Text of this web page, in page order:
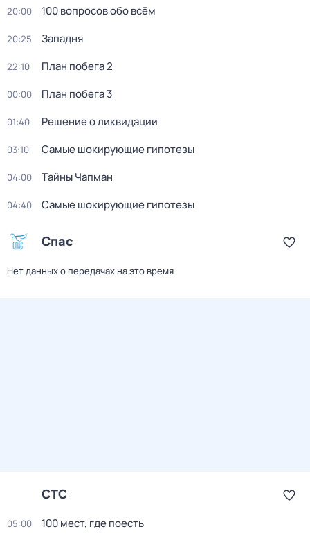
20:00 100 вопросов обо всём
20:25 Западня
22:10 План побега 2
00:00 План побега 3
01:40 Решение о ликвидации
03:10 Самые шoкиpующие гипотезы
04:00 Тaйны Чапман
04:40 Самые шoкиpующие гипотезы
Спас
Нет данных о передачах на это время
СТС
05:00 100 мест, где поесть